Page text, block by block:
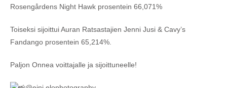
Rosengårdens Night Hawk prosentein 66,071%
Toiseksi sijoittui Auran Ratsastajien Jenni Jusi & Cavy’s
Fandango prosentein 65,214%.
Paljon Onnea voittajalle ja sijoittuneelle!